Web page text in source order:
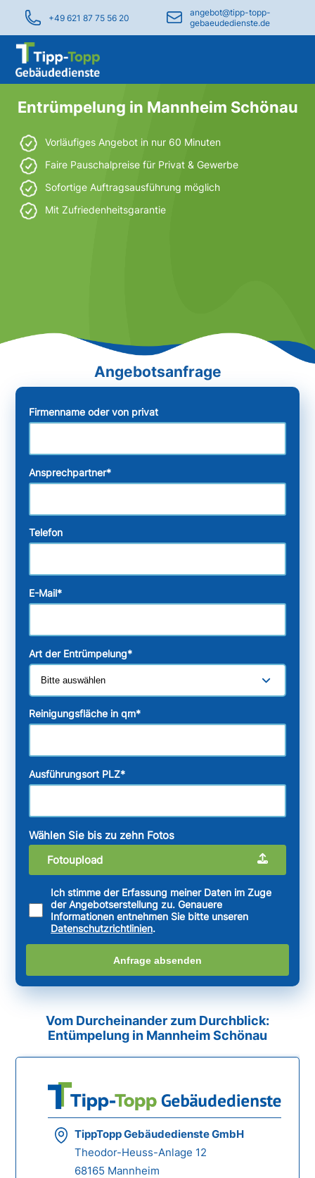
+49 621 87 75 56 20
angebot@tipp-topp-
gebaeudedienste.de
Entrümpelung in Mannheim Schönau
Vorläufiges Angebot in nur 60 Minuten
Faire Pauschalpreise für Privat & Gewerbe
Sofortige Auftragsausführung möglich
Mit Zufriedenheitsgarantie
Firmenname oder von privat
Ansprechpartner*
Telefon
E-Mail*
Art der Entrümpelung*
Reinigungsfläche in qm*
Ausführungsort PLZ*
Wählen Sie bis zu zehn Fotos
Fotoupload
Ich stimme der Erfassung meiner Daten im Zuge
der Angebotserstellung zu. Genauere
Informationen entnehmen Sie bitte unseren
Datenschutzrichtlinien.
Anfrage absenden
Vom Durcheinander zum Durchblick:
Entümpelung in Mannheim Schönau
TippTopp Gebäudedienste GmbH
Theodor-Heuss-Anlage 12
68165 Mannheim